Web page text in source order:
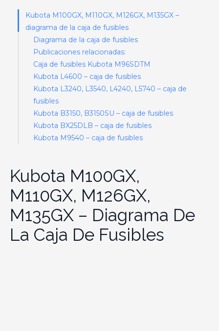
Kubota M100GX, M110GX, M126GX, M135GX –
diagrama de la caja de fusibles
Diagrama de la caja de fusibles
Publicaciones relacionadas:
Caja de fusibles Kubota M96SDTM
Kubota L4600 – caja de fusibles
Kubota L3240, L3540, L4240, L5740 – caja de
fusibles
Kubota B3150, B3150SU – caja de fusibles
Kubota BX25DLB – caja de fusibles
Kubota M9540 – caja de fusibles
Kubota M100GX,
M110GX, M126GX,
M135GX – Diagrama De
La Caja De Fusibles